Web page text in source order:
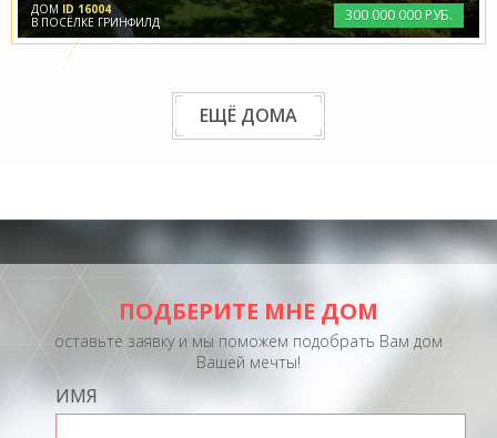
300 000 000 РУБ.
ДОМ ID 16004
В ПОСЁЛКЕ ГРИНФИЛД
ЕЩЁ ДОМА
ПОДБЕРИТЕ МНЕ ДОМ
оставьте заявку и мы поможем подобрать Вам дом
Вашей мечты!
ИМЯ